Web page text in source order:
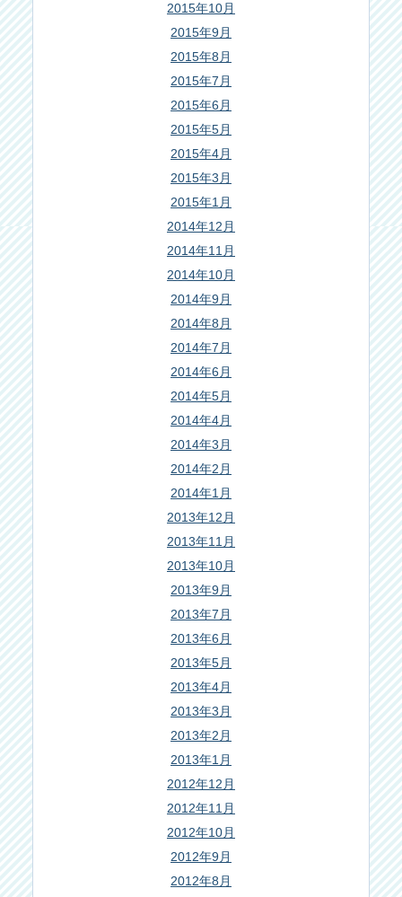
2015年10月
2015年9月
2015年8月
2015年7月
2015年6月
2015年5月
2015年4月
2015年3月
2015年1月
2014年12月
2014年11月
2014年10月
2014年9月
2014年8月
2014年7月
2014年6月
2014年5月
2014年4月
2014年3月
2014年2月
2014年1月
2013年12月
2013年11月
2013年10月
2013年9月
2013年7月
2013年6月
2013年5月
2013年4月
2013年3月
2013年2月
2013年1月
2012年12月
2012年11月
2012年10月
2012年9月
2012年8月